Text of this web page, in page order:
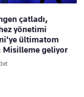
çatladı,
yönetimi
ültimatom
Misilleme geliyor